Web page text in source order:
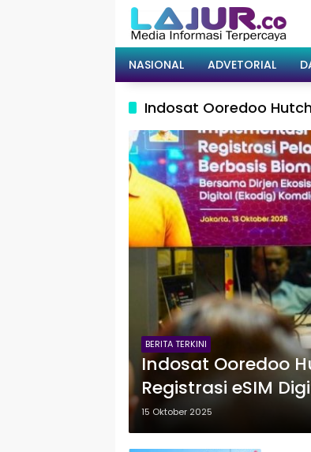
NASIONAL ADVETORIAL
Indosat Ooredoo
BERITA TERKINI
Indosat Ooredoo
Registrasi eSIM
15 Oktober 2025